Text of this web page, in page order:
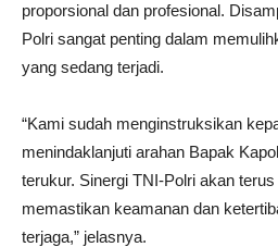
proporsional dan profesional.
Polri sangat penting dalam
yang sedang terjadi.
“Kami sudah menginstruksikan
menindaklanjuti arahan Bapak
terukur. Sinergi TNI-Polri akan
memastikan keamanan dan
terjaga,” jelasnya.